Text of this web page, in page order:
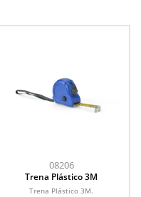
08206
Trena Plástico 3M
Trena Plástico 3M.